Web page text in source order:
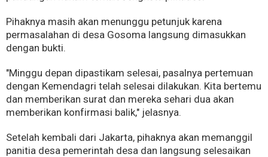
Pihaknya masih akan menunggu petunjuk karena
permasalahan di desa Gosoma langsung dimasukkan
dengan bukti.
"Minggu depan dipastikam selesai, pasalnya pertemuan
dengan Kemendagri telah selesai dilakukan. Kita bertemu
dan memberikan surat dan mereka sehari dua akan
memberikan konfirmasi balik," jelasnya.
Setelah kembali dari Jakarta, pihaknya akan memanggil
panitia desa pemerintah desa dan langsung selesaikan